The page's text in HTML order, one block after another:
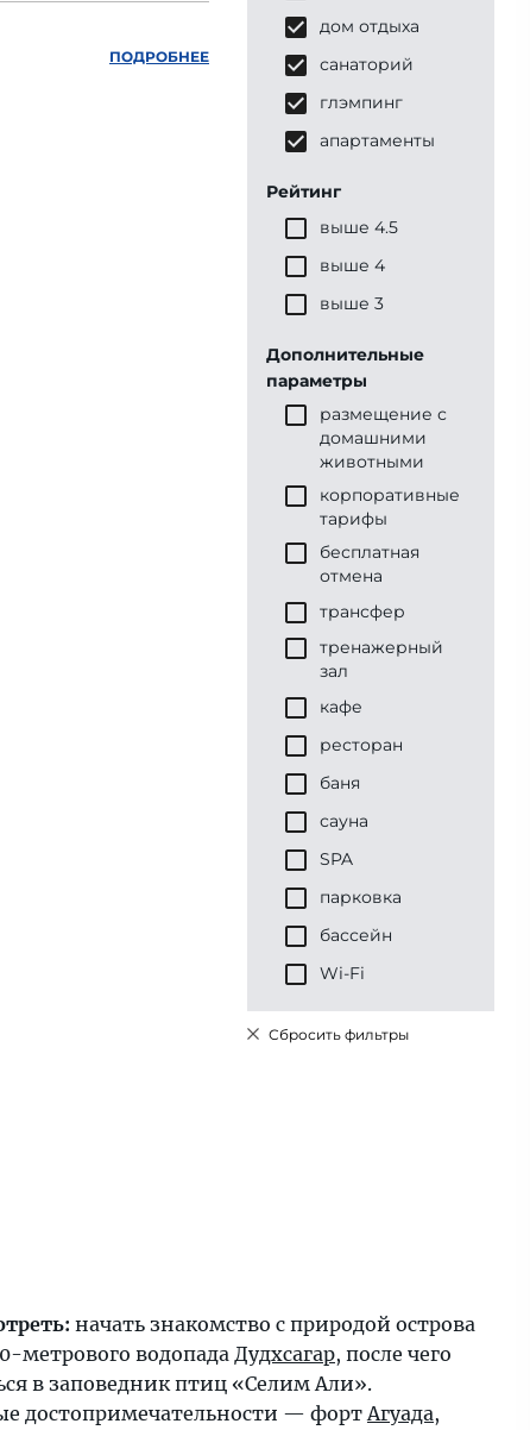
ПОДРОБНЕЕ
дом отдыха
санаторий
глэмпинг
апартаменты
Рейтинг
выше 4.5
выше 4
выше 3
Дополнительные
параметры
размещение с
домашними
животными
корпоративные
тарифы
бесплатная
отмена
трансфер
тренажерный
зал
кафе
ресторан
баня
сауна
SPA
парковка
бассейн
Wi-Fi
Сбросить фильтры
начать знакомство с природой острова
метрового водопада Дудхсагар, после чего
в заповедник птиц «Селим Али».
достопримечательности — фортАгуада,